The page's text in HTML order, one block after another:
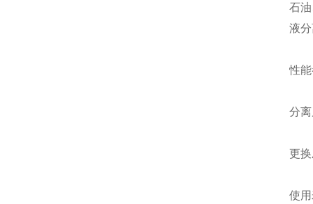
石
液
性
分
更
使